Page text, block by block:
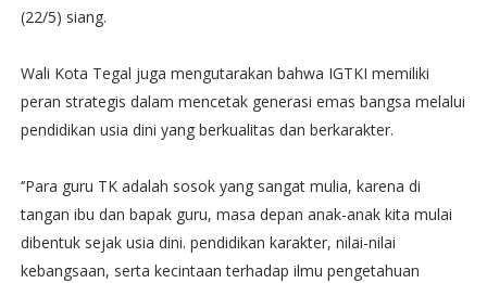
(22/5) siang.
Wali Kota Tegal juga mengutarakan bahwa IGTKI memiliki
peran strategis dalam mencetak generasi emas bangsa melalui
pendidikan usia dini yang berkualitas dan berkarakter.
‘’Para guru TK adalah sosok yang sangat mulia, karena di
tangan ibu dan bapak guru, masa depan anak-anak kita mulai
dibentuk sejak usia dini. pendidikan karakter, nilai-nilai
kebangsaan, serta kecintaan terhadap ilmu pengetahuan